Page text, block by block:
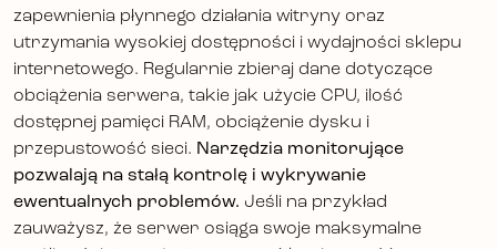
zapewnienia płynnego działania witryny oraz
utrzymania wysokiej dostępności i wydajności sklepu
internetowego. Regularnie zbieraj dane dotyczące
obciążenia serwera, takie jak użycie CPU, ilość
dostępnej pamięci RAM, obciążenie dysku i
przepustowość sieci. Narzędzia monitorujące
pozwalają na stałą kontrolę i wykrywanie
ewentualnych problemów. Jeśli na przykład
zauważysz, że serwer osiąga swoje maksymalne